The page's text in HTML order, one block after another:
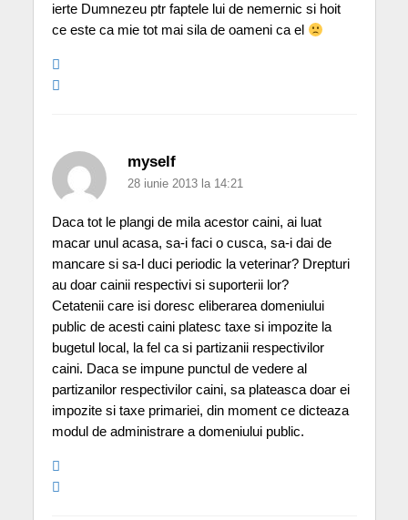
ierte Dumnezeu ptr faptele lui de nemernic si hoit
ce este ca mie tot mai sila de oameni ca el
myself
28 iunie 2013 la 14:21
Daca tot le plangi de mila acestor caini, ai luat
macar unul acasa, sa-i faci o cusca, sa-i dai de
mancare si sa-l duci periodic la veterinar? Drepturi
au doar cainii respectivi si suporterii lor?
Cetatenii care isi doresc eliberarea domeniului
public de acesti caini platesc taxe si impozite la
bugetul local, la fel ca si partizanii respectivilor
caini. Daca se impune punctul de vedere al
partizanilor respectivilor caini, sa plateasca doar ei
impozite si taxe primariei, din moment ce dicteaza
modul de administrare a domeniului public.